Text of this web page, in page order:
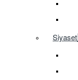
Siyaset